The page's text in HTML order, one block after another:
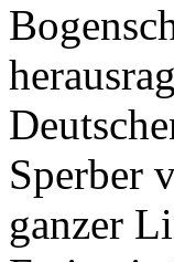
Sperber
ganzer